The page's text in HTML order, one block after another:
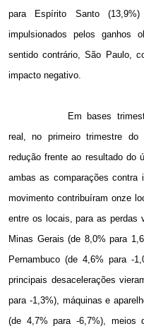
para Espírito Santo
impulsionados pelos ganhos
sentido contrário, São Paulo,
impacto negativo.
Em bases
real, no primeiro trimestre
redução frente ao resultado do
ambas as comparações contra
movimento contribuíram onze
entre os locais, para as perdas
Minas Gerais (de 8,0% para
Pernambuco (de 4,6% para -
principais desacelerações
para -1,3%), máquinas e
(de 4,7% para -6,7%), meios